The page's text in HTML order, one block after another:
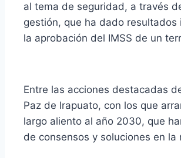
al tema de seguridad, a través
gestión, que ha dado
la aprobación del IMSS de un
Entre las acciones destacadas
Paz de Irapuato, con los que
largo aliento al año 2030, que
de consensos y soluciones en la